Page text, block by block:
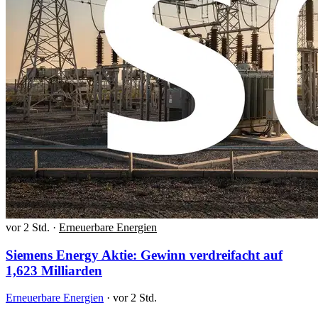
vor 2 Std. · Erneuerbare Energien
Siemens Energy Aktie: Gewinn verdreifacht auf
1,623 Milliarden
Erneuerbare Energien · vor 2 Std.